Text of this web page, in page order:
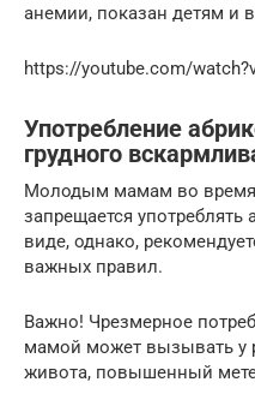
анемии, показан детям и
https://youtube.com/
Употребление
грудного
Молодым мамам во время
запрещается
виде, однако,
важных правил.
Важно! Чрезмерное
мамой может вызывать у
живота, повышенный